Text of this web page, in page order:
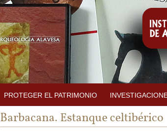
PROTEGER EL PATRIMONIO
Barbacana. Estanque celtibérico